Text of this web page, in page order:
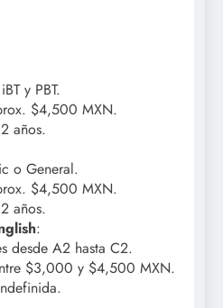
y PBT.
$4,500 MXN.
años.
o General.
$4,500 MXN.
años.
:
desde A2 hasta C2.
$3,000 y $4,500 MXN.